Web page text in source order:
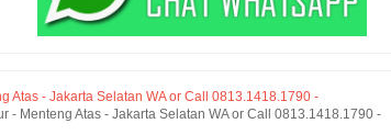
Atas - Jakarta Selatan WA or Call 0813.1418.1790 -
- Menteng Atas - Jakarta Selatan WA or Call 0813.1418.1790 -